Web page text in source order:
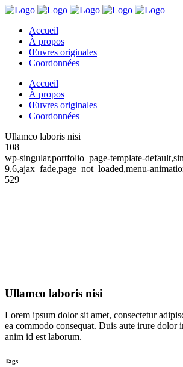
Accueil
À propos
Œuvres originales
Coordonnées
Accueil
À propos
Œuvres originales
Coordonnées
Ullamco laboris nisi
108
wp-singular,portfolio_page-template-
9.6,ajax_fade,page_not_loaded,menu-
529
Ullamco laboris nisi
Lorem ipsum dolor sit amet, consectetur
ea commodo consequat. Duis aute irure
anim id est laborum.
Tags